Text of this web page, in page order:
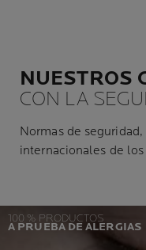
NUESTROS
CON LA
Normas de
internacionales de
100 % PRODUCTOS
A PRUEBA DE ALERGIAS